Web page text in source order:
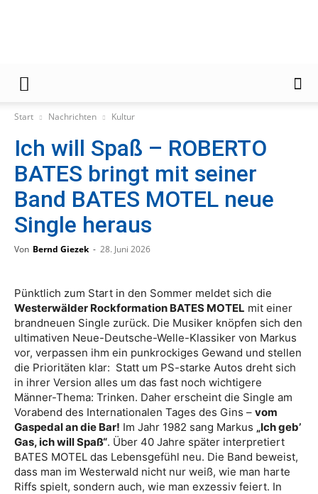
Start Nachrichten Kultur
Ich will Spaß – ROBERTO
BATES bringt mit seiner
Band BATES MOTEL neue
Single heraus
Von Bernd Giezek - 28. Juni 2026
Pünktlich zum Start in den Sommer meldet sich die
Westerwälder Rockformation BATES MOTEL mit einer
brandneuen Single zurück. Die Musiker knöpfen sich den
ultimativen Neue-Deutsche-Welle-Klassiker von Markus
vor, verpassen ihm ein punkrockiges Gewand und stellen
die Prioritäten klar: Statt um PS-starke Autos dreht sich
in ihrer Version alles um das fast noch wichtigere
Männer-Thema: Trinken. Daher erscheint die Single am
Vorabend des Internationalen Tages des Gins – vom
Gaspedal an die Bar! Im Jahr 1982 sang Markus „Ich geb’
Gas, ich will Spaß“. Über 40 Jahre später interpretiert
BATES MOTEL das Lebensgefühl neu. Die Band beweist,
dass man im Westerwald nicht nur weiß, wie man harte
Riffs spielt, sondern auch, wie man exzessiv feiert. In